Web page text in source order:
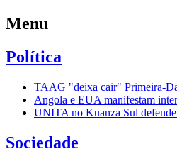
Menu
Política
TAAG "deixa cair" Primeira-
Angola e EUA manifestam
UNITA no Kuanza Sul
Sociedade